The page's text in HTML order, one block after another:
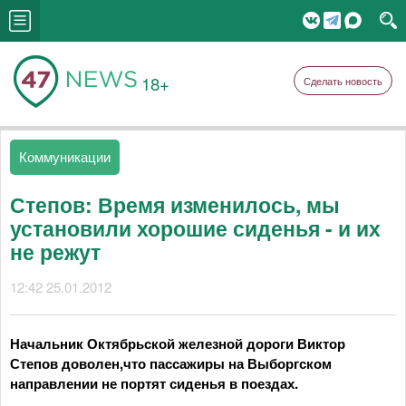
18+ Сделать новость
Коммуникации
Степов: Время изменилось, мы
установили хорошие сиденья - и их
не режут
12:42 25.01.2012
Начальник Октябрьской железной дороги Виктор
Степов доволен,что пассажиры на Выборгском
направлении не портят сиденья в поездах.